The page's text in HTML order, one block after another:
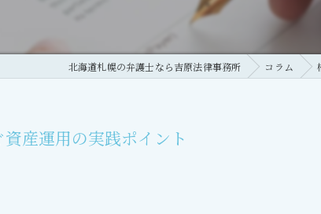
北海道札幌の弁護士なら吉原法律事務所 コラム
産運用の実践ポイント